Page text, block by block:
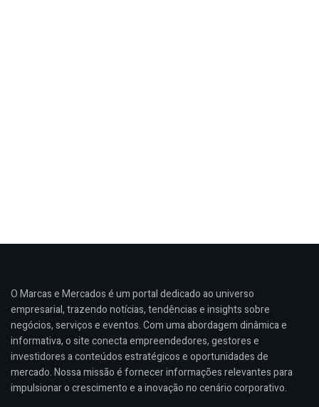
O Marcas e Mercados é um portal dedicado ao universo
empresarial, trazendo notícias, tendências e insights sobre
negócios, serviços e eventos. Com uma abordagem dinâmica e
informativa, o site conecta empreendedores, gestores e
investidores a conteúdos estratégicos e oportunidades de
mercado. Nossa missão é fornecer informações relevantes para
impulsionar o crescimento e a inovação no cenário corporativo.